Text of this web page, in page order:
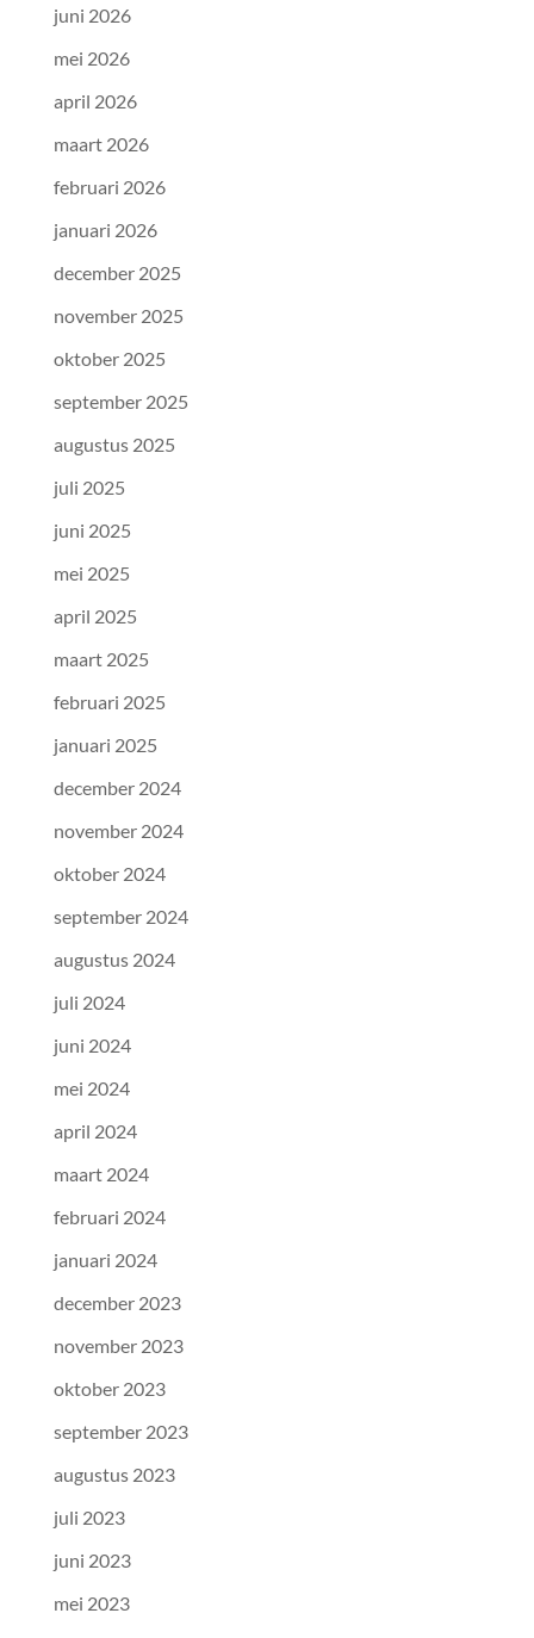
juni 2026
mei 2026
april 2026
maart 2026
februari 2026
januari 2026
december 2025
november 2025
oktober 2025
september 2025
augustus 2025
juli 2025
juni 2025
mei 2025
april 2025
maart 2025
februari 2025
januari 2025
december 2024
november 2024
oktober 2024
september 2024
augustus 2024
juli 2024
juni 2024
mei 2024
april 2024
maart 2024
februari 2024
januari 2024
december 2023
november 2023
oktober 2023
september 2023
augustus 2023
juli 2023
juni 2023
mei 2023